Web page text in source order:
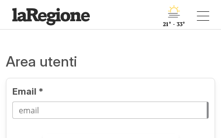
21° - 33°
Area utenti
Email *